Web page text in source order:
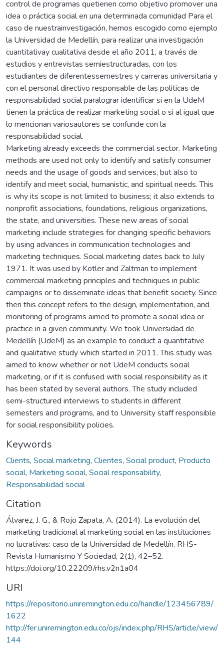
control de programas quetienen como objetivo promover una
idea o práctica social en una determinada comunidad Para el
caso de nuestrainvestigación, hemos escogido como ejemplo
la Universidad de Medellín, para realizar una investigación
cuantitativay cualitativa desde el año 2011, a través de
estudios y entrevistas semiestructuradas, con los
estudiantes de diferentessemestres y carreras universitaria y
con el personal directivo responsable de las politicas de
responsabilidad social paralograr identificar si en la UdeM
tienen la práctica de realizar marketing social o si al igual que
lo mencionan variosautores se confunde con la
responsabilidad social.
Marketing already exceeds the commercial sector. Marketing
methods are used not only to identify and satisfy consumer
needs and the usage of goods and services, but also to
identify and meet social, humanistic, and spiritual needs. This
is why its scope is not limited to business; it also extends to
nonprofit associations, foundations, religious organizations,
the state, and universities. These new areas of social
marketing include strategies for changing specific behaviors
by using advances in communication technologies and
marketing techniques. Social marketing dates back to July
1971. It was used by Kotler and Zaltman to implement
commercial marketing principles and techniques in public
campaigns or to disseminate ideas that benefit society. Since
then this concept refers to the design, implementation, and
monitoring of programs aimed to promote a social idea or
practice in a given community. We took Universidad de
Medellín (UdeM) as an example to conduct a quantitative
and qualitative study which started in 2011. This study was
aimed to know whether or not UdeM conducts social
marketing, or if it is confused with social responsibility as it
has been stated by several authors. The study included
semi-structured interviews to students in different
semesters and programs, and to University staff responsible
for social responsibility policies.
Keywords
Clients, Social marketing, Clientes, Social product, Producto
social, Marketing social, Social responsability,
Responsabilidad social
Citation
Álvarez, J. G., & Rojo Zapata, A. (2014). La evolución del
marketing tradicional al marketing social en las instituciones
no lucrativas: caso de la Universidad de Medellín. RHS-
Revista Humanismo Y Sociedad, 2(1), 42–52.
https://doi.org/10.22209/rhs.v2n1a04
URI
https://repositorio.uniremington.edu.co/handle/123456789/
1622
http://fer.uniremington.edu.co/ojs/index.php/RHS/article/view/
144